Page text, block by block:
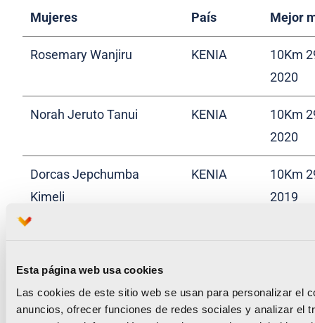
Esta página web usa cookies
Las cookies de este sitio web se usan para personalizar el
anuncios, ofrecer funciones de redes sociales y analizar el
Mujeres País Mejor
Rosemary Wanjiru KENIA
10Km
2020
Norah Jeruto Tanui KENIA
10Km
2020
Dorcas Jepchumba
Kimeli
KENIA
10Km
2019
Sandra Felis Chebet Tuei KENIA
10Km
2017